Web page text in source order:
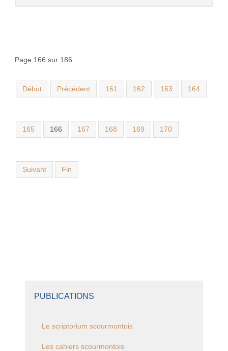
Page 166 sur 186
Début Précédent 161 162 163 164
165 166 167 168 169 170
Suivant Fin
PUBLICATIONS
Le scriptorium scourmontois
Les cahiers scourmontois